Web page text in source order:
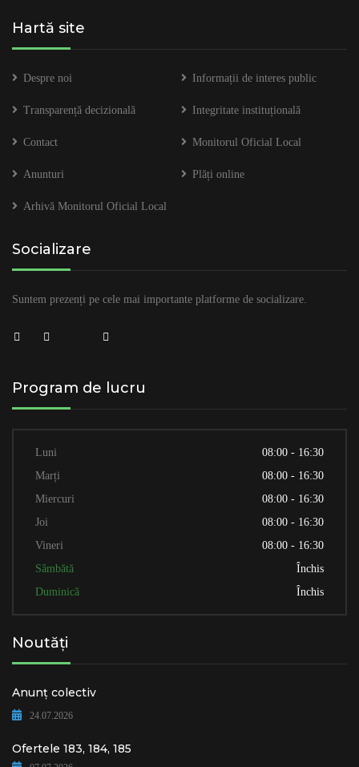
Hartă site
Despre noi Informații de interes public
Transparență decizională Integritate instituțională
Contact Monitorul Oficial Local
Anunturi Plăți online
Arhivă Monitorul Oficial Local
Socializare
Suntem prezenți pe cele mai importante platforme de socializare.
Program de lucru
Luni
08:00 - 16:30
Marți
08:00 - 16:30
Miercuri
08:00 - 16:30
Joi
08:00 - 16:30
Vineri
08:00 - 16:30
Sâmbătă
Închis
Duminică
Închis
Noutăți
Anunț colectiv
24.07.2026
Ofertele 183, 184, 185